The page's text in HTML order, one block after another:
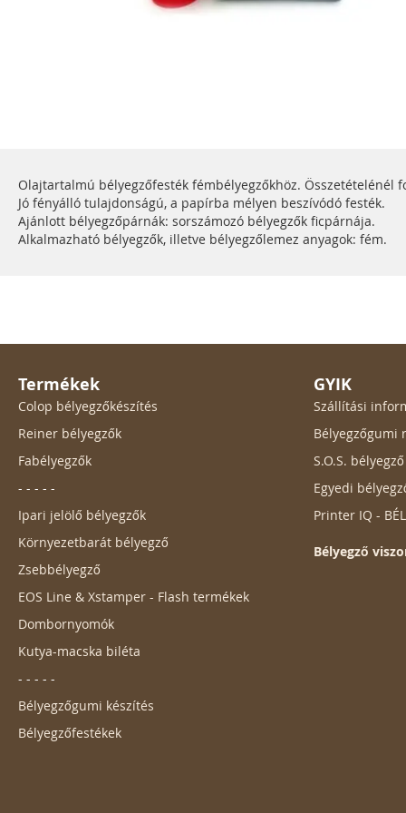
Olajtartalmú bélyegzőfesték fémbélyegzőkhöz. Összetételénél
Jó fényálló tulajdonságú, a papírba mélyen beszívódó festék.
Ajánlott bélyegzőpárnák: sorszámozó bélyegzők ficpárnája.
Alkalmazható bélyegzők, illetve bélyegzőlemez anyagok: fém.
Termékek
Colop bélyegzőkészítés
Reiner bélyegzők
Fabélyegzők
- - - - -
Ipari jelölő bélyegzők
Környezetbarát bélyegző
Zsebbélyegző
EOS Line & Xstamper - Flash termékek
Dombornyomók
Kutya-macska biléta
- - - - -
Bélyegzőgumi készítés
Bélyegzőfestékek
GYIK
Szállítási
Bélyegzőgumi
S.O.S.
Egyedi
Printer IQ -
Bélyegző